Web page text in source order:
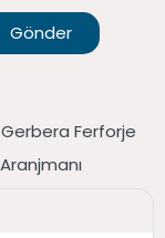
Gönder
Ferforje
Aranjmanı